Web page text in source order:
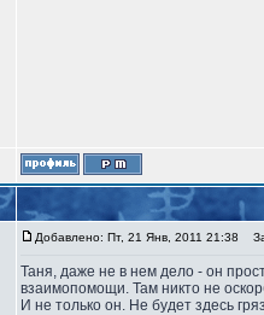
Добавлено: Пт, 21 Янв, 2011 21:38
Таня, даже не в нем дело - он
взаимопомощи. Там никто не
И не только он. Не будет здесь